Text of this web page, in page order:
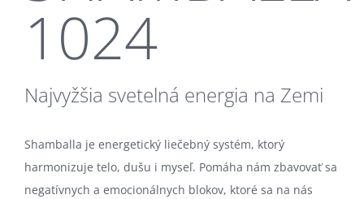
1024
Najvyžšia svetelná energia na Zemi
Shamballa je energetický liečebný systém, ktorý
harmonizuje telo, dušu i myseľ. Pomáha nám zbavovať sa
negatívnych a emocionálnych blokov, ktoré sa na nás